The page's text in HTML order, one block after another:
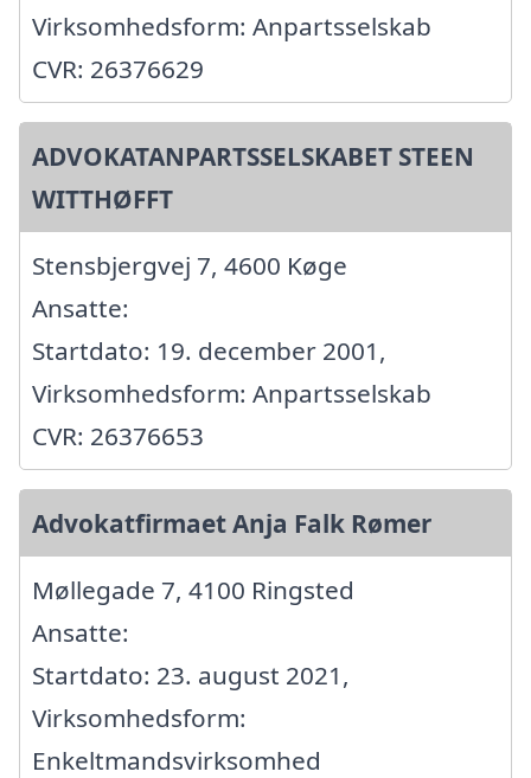
Virksomhedsform: Anpartsselskab
CVR: 26376629
ADVOKATANPARTSSELSKABET STEEN
WITTHØFFT
Stensbjergvej 7, 4600 Køge
Ansatte:
Startdato: 19. december 2001,
Virksomhedsform: Anpartsselskab
CVR: 26376653
Advokatfirmaet Anja Falk Rømer
Møllegade 7, 4100 Ringsted
Ansatte:
Startdato: 23. august 2021,
Virksomhedsform:
Enkeltmandsvirksomhed